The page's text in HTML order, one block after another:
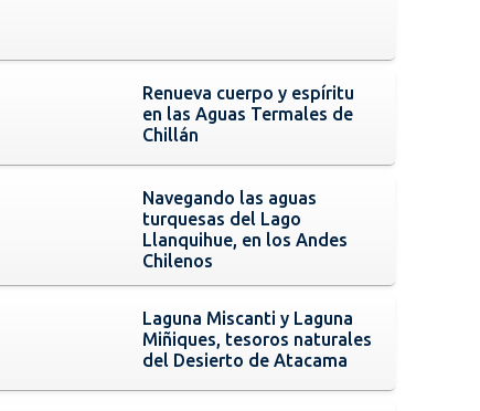
Renueva cuerpo y espíritu
en las Aguas Termales de
Chillán
Navegando las aguas
turquesas del Lago
Llanquihue, en los Andes
Chilenos
Laguna Miscanti y Laguna
Miñiques, tesoros naturales
del Desierto de Atacama